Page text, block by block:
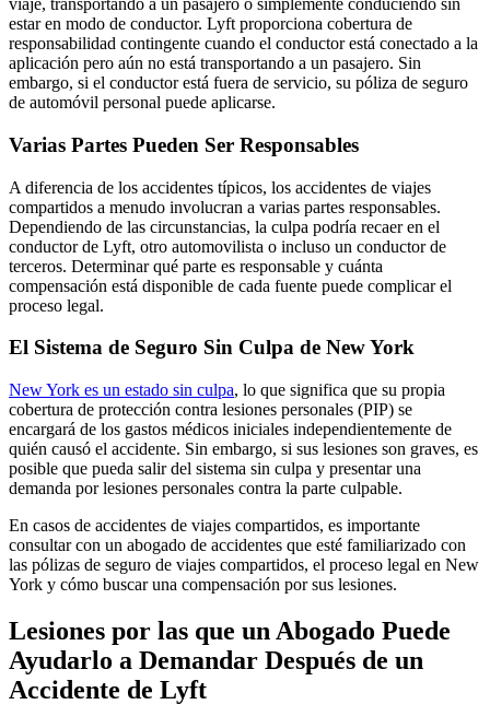
viaje, transportando a un pasajero o simplemente conduciendo sin
estar en modo de conductor. Lyft proporciona cobertura de
responsabilidad contingente cuando el conductor está conectado a la
aplicación pero aún no está transportando a un pasajero. Sin
embargo, si el conductor está fuera de servicio, su póliza de seguro
de automóvil personal puede aplicarse.
Varias Partes Pueden Ser Responsables
A diferencia de los accidentes típicos, los accidentes de viajes
compartidos a menudo involucran a varias partes responsables.
Dependiendo de las circunstancias, la culpa podría recaer en el
conductor de Lyft, otro automovilista o incluso un conductor de
terceros. Determinar qué parte es responsable y cuánta
compensación está disponible de cada fuente puede complicar el
proceso legal.
El Sistema de Seguro Sin Culpa de New York
New York es un estado sin culpa, lo que significa que su propia
cobertura de protección contra lesiones personales (PIP) se
encargará de los gastos médicos iniciales independientemente de
quién causó el accidente. Sin embargo, si sus lesiones son graves, es
posible que pueda salir del sistema sin culpa y presentar una
demanda por lesiones personales contra la parte culpable.
En casos de accidentes de viajes compartidos, es importante
consultar con un abogado de accidentes que esté familiarizado con
las pólizas de seguro de viajes compartidos, el proceso legal en New
York y cómo buscar una compensación por sus lesiones.
Lesiones por las que un Abogado Puede
Ayudarlo a Demandar Después de un
Accidente de Lyft